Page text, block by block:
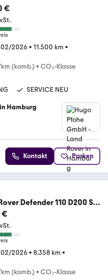
€
02/2026• 11.500 km •
(komb.) • CO₂-Klasse
SERVICE NEU
Hamburg
Kontakt Parken
Defender 110 D200 S
Standheizung
€
02/2026• 8.358 km •
(komb.) • CO₂-Klasse